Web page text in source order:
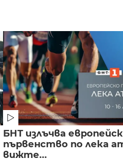
БНТ излъчва
първенство по лека
вижте...